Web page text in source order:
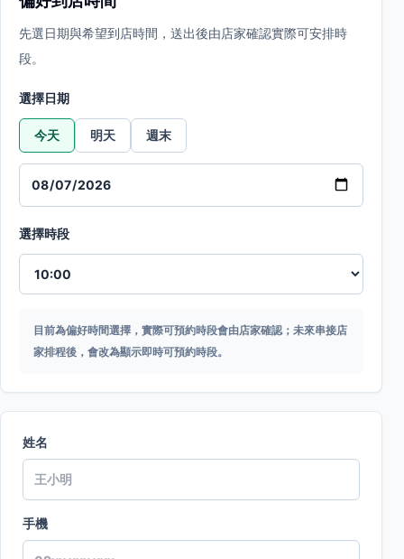
先選日期與希望到店時間，送出後由店家確認實際可安排時
段。
選擇日期
今天 明天 週末
選擇時段
目前為偏好時間選擇，實際可預約時段會由店家確認；未來串接店
家排程後，會改為顯示即時可預約時段。
姓名
手機